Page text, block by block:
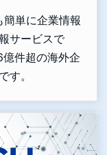
単に企業情報
サービスで
件超の海外企
す。